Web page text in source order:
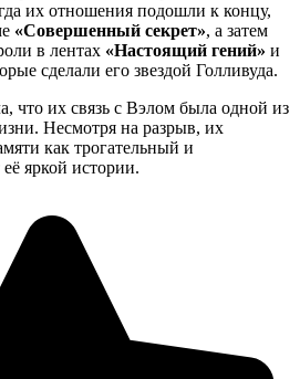
их отношения подошли к концу,
«Совершенный секрет», а затем
в лентах «Настоящий гений» и
сделали его звездой Голливуда.
что их связь с Вэлом была одной из
Несмотря на разрыв, их
как трогательный и
яркой истории.